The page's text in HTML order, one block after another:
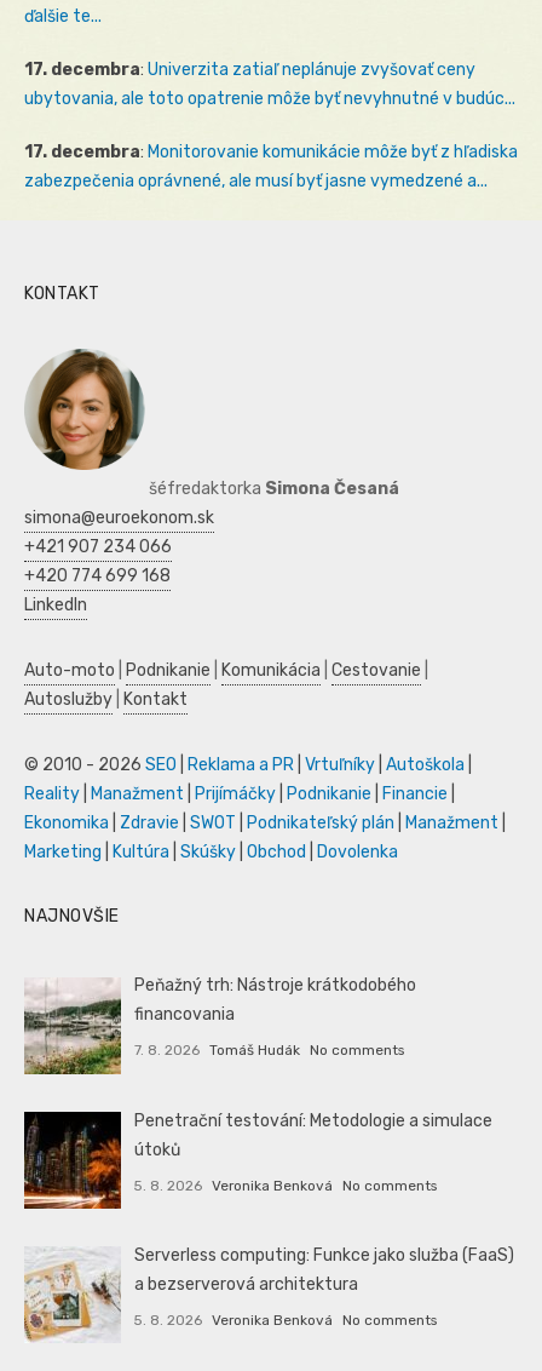
ďalšie te...
17. decembra: Univerzita zatiaľ neplánuje zvyšovať ceny
ubytovania, ale toto opatrenie môže byť nevyhnutné v budúc...
17. decembra: Monitorovanie komunikácie môže byť z hľadiska
zabezpečenia oprávnené, ale musí byť jasne vymedzené a...
KONTAKT
šéfredaktorka Simona Česaná
simona@euroekonom.sk
+421 907 234 066
+420 774 699 168
LinkedIn
Auto-moto Podnikanie Komunikácia Cestovanie
Autoslužby
Kontakt
© 2010 - 2026 SEO Reklama a PR Vrtuľníky Autoškola
Reality
Manažment Prijímáčky Podnikanie Financie
Ekonomika
Zdravie SWOT Podnikateľský plán Manažment
Marketing
Kultúra Skúšky Obchod Dovolenka
NAJNOVŠIE
Peňažný trh: Nástroje krátkodobého
financovania
7. 8. 2026 Tomáš Hudák No comments
Penetrační testování: Metodologie a simulace
útoků
5. 8. 2026 Veronika Benková No comments
Serverless computing: Funkce jako služba (FaaS)
a bezserverová architektura
5. 8. 2026 Veronika Benková No comments